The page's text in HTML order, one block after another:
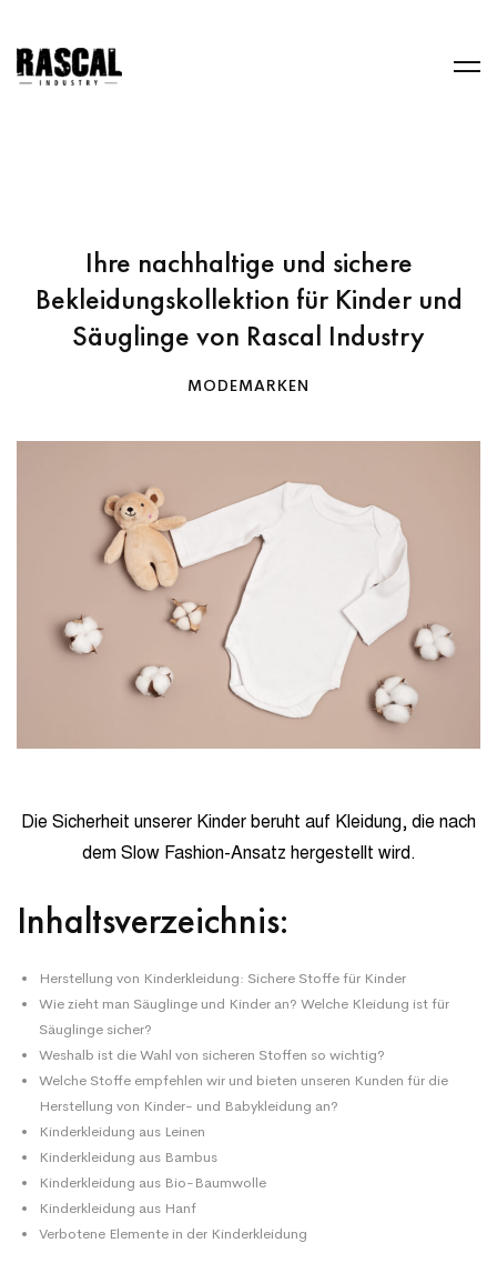
Ihre nachhaltige und sichere
Bekleidungskollektion für Kinder und
Säuglinge von Rascal Industry
MODEMARKEN
Die Sicherheit unserer Kinder beruht auf Kleidung, die nach
dem Slow Fashion-Ansatz hergestellt wird.
Inhaltsverzeichnis:
Herstellung von Kinderkleidung: Sichere Stoffe für Kinder
Wie zieht man Säuglinge und Kinder an? Welche Kleidung ist für
Säuglinge sicher?
Weshalb ist die Wahl von sicheren Stoffen so wichtig?
Welche Stoffe empfehlen wir und bieten unseren Kunden für die
Herstellung von Kinder- und Babykleidung an?
Kinderkleidung aus Leinen
Kinderkleidung aus Bambus
Kinderkleidung aus Bio-Baumwolle
Kinderkleidung aus Hanf
Verbotene Elemente in der Kinderkleidung